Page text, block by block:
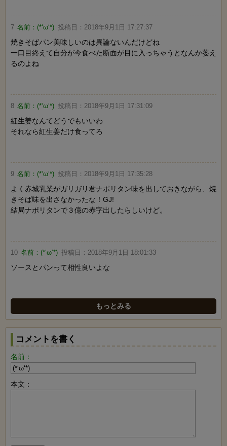
7 名前： (*‘ω‘*) 投稿日： 2018年9月1日 17:27:37
焼きそばパン美味しいのは異論ないんだけどね
一口目終えて自分が今食べた断面が目に入っちゃうとなんか萎え
るのよね
8 名前： (*‘ω‘*) 投稿日： 2018年9月1日 17:31:09
紅生姜なんてどうでもいいわ
それなら紅生姜だけ食ってろ
9 名前： (*‘ω‘*) 投稿日： 2018年9月1日 17:35:28
よく赤城乳業がガリガリ君ナポリタン味を出しておきながら、焼
きそば味を出さなかったな！GJ!
結局ナポリタンで３億の赤字出したらしいけど。
10 名前： (*‘ω‘*) 投稿日： 2018年9月1日 18:01:33
ソースとパンって相性良いよな
もっとみる
コメントを書く
名前：
本文：